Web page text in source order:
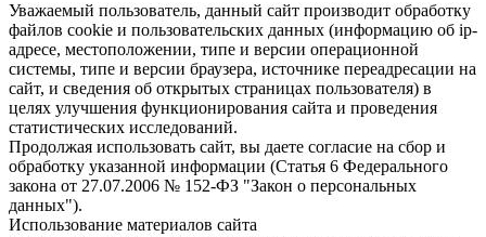
Уважаемый пользователь, данный сайт производит обработку
файлов cookie и пользовательских данных (информацию об ip-
адресе, местоположении, типе и версии операционной
системы, типе и версии браузера, источнике переадресации на
сайт, и сведения об открытых страницах пользователя) в
целях улучшения функционирования сайта и проведения
статистических исследований.
Продолжая использовать сайт, вы даете согласие на сбор и
обработку указанной информации (Статья 6 Федерального
закона от 27.07.2006 № 152-ФЗ "Закон о персональных
данных").
Использование материалов сайта